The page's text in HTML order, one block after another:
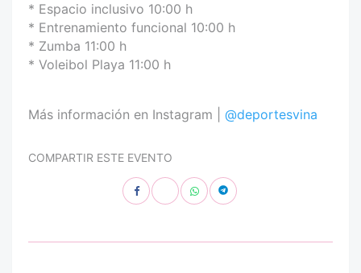
* Espacio inclusivo 10:00 h
* Entrenamiento funcional 10:00 h
* Zumba 11:00 h
* Voleibol Playa 11:00 h
Más información en Instagram | @deportesvina
COMPARTIR ESTE EVENTO